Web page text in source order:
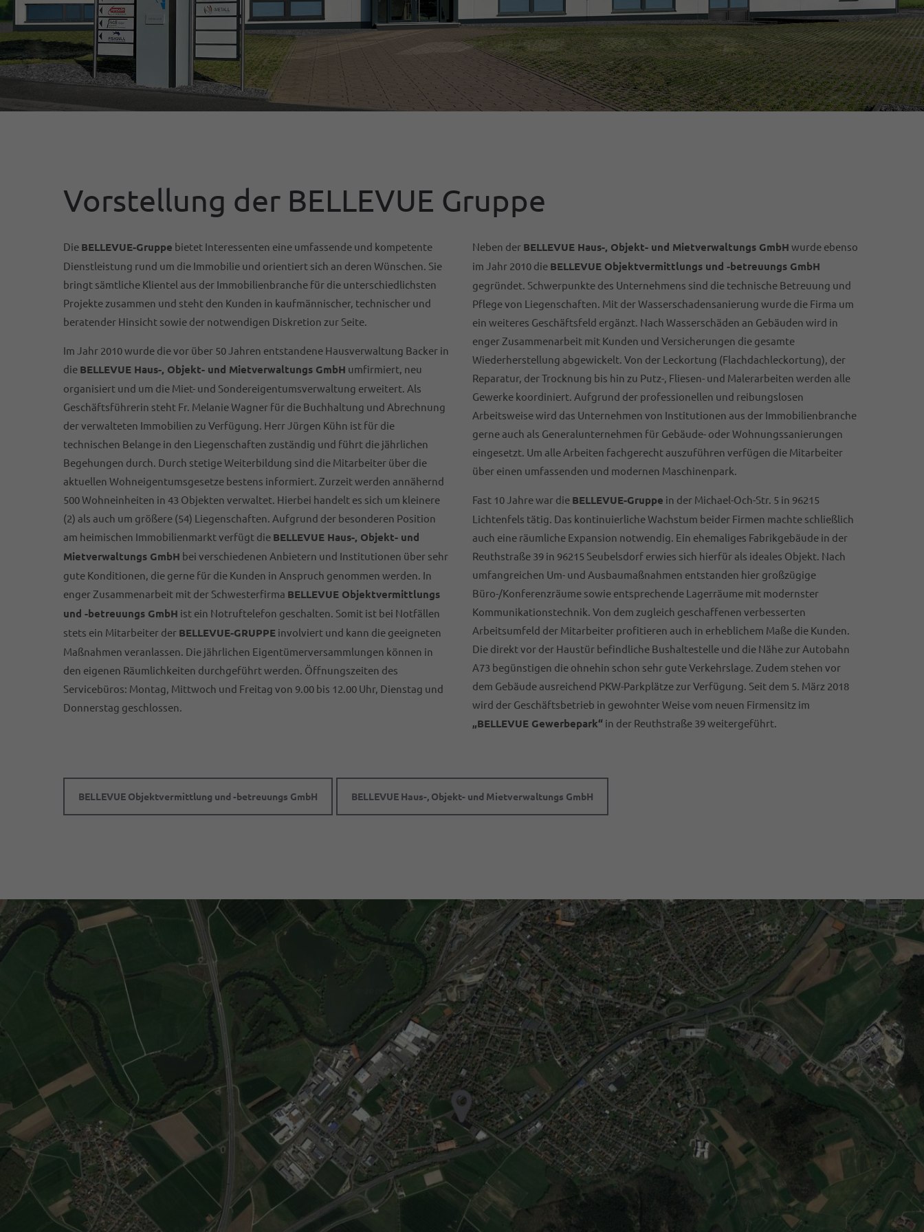
Vorstellung der BELLEVUE Gruppe
Die BELLEVUE-Gruppe bietet Interessenten eine umfassende und kompetente
Dienstleistung rund um die Immobilie und orientiert sich an deren Wünschen. Sie
bringt sämtliche Klientel aus der Immobilienbranche für die unterschiedlichsten
Projekte zusammen und steht den Kunden in kaufmännischer, technischer und
beratender Hinsicht sowie der notwendigen Diskretion zur Seite.
Im Jahr 2010 wurde die vor über 50 Jahren entstandene Hausverwaltung Backer in
die BELLEVUE Haus-, Objekt- und Mietverwaltungs GmbH umfirmiert, neu
organisiert und um die Miet- und Sondereigentumsverwaltung erweitert. Als
Geschäftsführerin steht Fr. Melanie Wagner für die Buchhaltung und Abrechnung
der verwalteten Immobilien zu Verfügung. Herr Jürgen Kühn ist für die
technischen Belange in den Liegenschaften zuständig und führt die jährlichen
Begehungen durch. Durch stetige Weiterbildung sind die Mitarbeiter über die
aktuellen Wohneigentumsgesetze bestens informiert. Zurzeit werden annähernd
500 Wohneinheiten in 43 Objekten verwaltet. Hierbei handelt es sich um kleinere
(2) als auch um größere (54) Liegenschaften. Aufgrund der besonderen Position
am heimischen Immobilienmarkt verfügt die BELLEVUE Haus-, Objekt- und
Mietverwaltungs GmbH bei verschiedenen Anbietern und Institutionen über sehr
gute Konditionen, die gerne für die Kunden in Anspruch genommen werden. In
enger Zusammenarbeit mit der Schwesterfirma BELLEVUE Objektvermittlungs
und -betreuungs GmbH ist ein Notruftelefon geschalten. Somit ist bei Notfällen
stets ein Mitarbeiter der BELLEVUE-GRUPPE involviert und kann die geeigneten
Maßnahmen veranlassen. Die jährlichen Eigentümerversammlungen können in
den eigenen Räumlichkeiten durchgeführt werden. Öffnungszeiten des
Servicebüros: Montag, Mittwoch und Freitag von 9.00 bis 12.00 Uhr, Dienstag und
Donnerstag geschlossen.
Neben der BELLEVUE Haus-, Objekt- und Mietverwaltungs GmbH wurde ebenso
im Jahr 2010 die BELLEVUE Objektvermittlungs und -betreuungs GmbH
gegründet. Schwerpunkte des Unternehmens sind die technische Betreuung und
Pflege von Liegenschaften. Mit der Wasserschadensanierung wurde die Firma um
ein weiteres Geschäftsfeld ergänzt. Nach Wasserschäden an Gebäuden wird in
enger Zusammenarbeit mit Kunden und Versicherungen die gesamte
Wiederherstellung abgewickelt. Von der Leckortung (Flachdachleckortung), der
Reparatur, der Trocknung bis hin zu Putz-, Fliesen- und Malerarbeiten werden alle
Gewerke koordiniert. Aufgrund der professionellen und reibungslosen
Arbeitsweise wird das Unternehmen von Institutionen aus der Immobilienbranche
gerne auch als Generalunternehmen für Gebäude- oder Wohnungssanierungen
eingesetzt. Um alle Arbeiten fachgerecht auszuführen verfügen die Mitarbeiter
über einen umfassenden und modernen Maschinenpark.
Fast 10 Jahre war die BELLEVUE-Gruppe in der Michael-Och-Str. 5 in 96215
Lichtenfels tätig. Das kontinuierliche Wachstum beider Firmen machte schließlich
auch eine räumliche Expansion notwendig. Ein ehemaliges Fabrikgebäude in der
Reuthstraße 39 in 96215 Seubelsdorf erwies sich hierfür als ideales Objekt. Nach
umfangreichen Um- und Ausbaumaßnahmen entstanden hier großzügige
Büro-/Konferenzräume sowie entsprechende Lagerräume mit modernster
Kommunikationstechnik. Von dem zugleich geschaffenen verbesserten
Arbeitsumfeld der Mitarbeiter profitieren auch in erheblichem Maße die Kunden.
Die direkt vor der Haustür befindliche Bushaltestelle und die Nähe zur Autobahn
A73 begünstigen die ohnehin schon sehr gute Verkehrslage. Zudem stehen vor
dem Gebäude ausreichend PKW-Parkplätze zur Verfügung. Seit dem 5. März 2018
wird der Geschäftsbetrieb in gewohnter Weise vom neuen Firmensitz im
„BELLEVUE Gewerbepark“ in der Reuthstraße 39 weitergeführt.
BELLEVUE Objektvermittlung und -betreuungs GmbH BELLEVUE Haus-, Objekt- und Mietverwaltungs GmbH